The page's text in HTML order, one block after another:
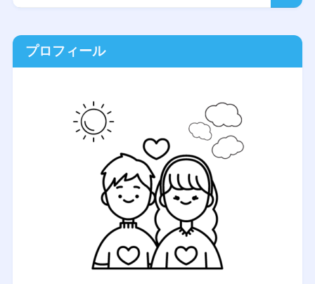
プロフィール